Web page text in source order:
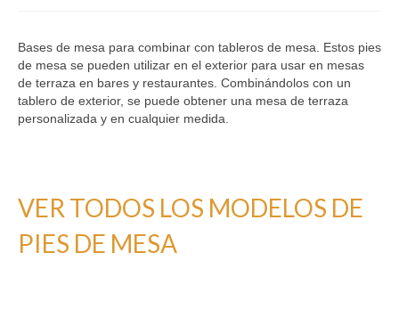
Fundas muebles Jardín
Contacto
Madrid
últimos
Bases de mesa para combinar con tableros de mesa. Estos pies
de mesa se pueden utilizar en el exterior para usar en mesas
de terraza en bares y restaurantes. Combinándolos con un
tablero de exterior, se puede obtener una mesa de terraza
personalizada y en cualquier medida.
VER TODOS LOS MODELOS DE
PIES DE MESA